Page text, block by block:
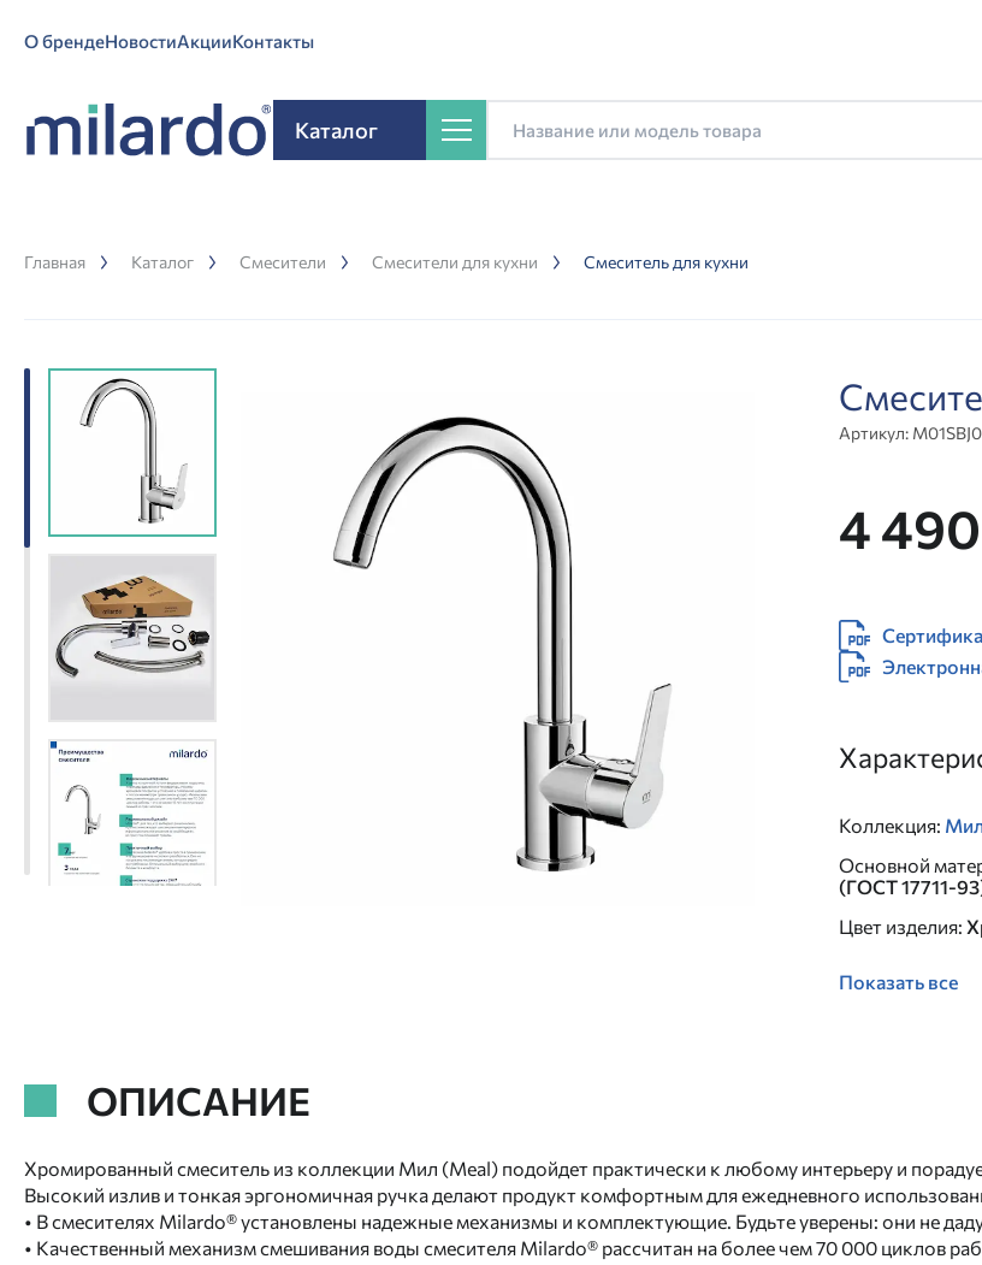
О брендеНовостиАкцииКонтакты
Каталог
Главная Каталог Смесители Смесители для кухни Смеситель для кухни
Артикул:
4
Коллекция:
Основной
(ГОСТ 17711-
Цвет изделия:
Показать все
ОПИСАНИЕ
Хромированный смеситель из коллекции Мил (Meal) подойдет практически к любому интерьеру и
Высокий излив и тонкая эргономичная ручка делают продукт комфортным для ежедневного
• В смесителях Milardo® установлены надежные механизмы и комплектующие. Будьте уверены: они не
• Качественный механизм смешивания воды смесителя Milardo® рассчитан на более чем 70 000 циклов